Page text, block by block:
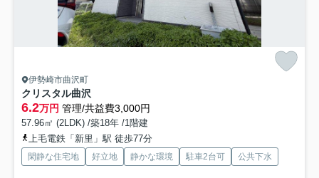
伊勢崎市曲沢町
クリスタル曲沢
6.2万円 管理/共益費3,000円
57.96㎡ (2LDK) /築18年 /1階建
上毛電鉄「新里」駅 徒歩77分
閑静な住宅地 好立地 静かな環境 駐車2台可 公共下水